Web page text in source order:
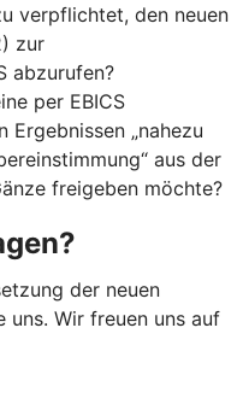
verpflichtet, den neuen
zur
abzurufen?
per EBICS
„nahezu
aus der
freigeben möchte?
der neuen
uns. Wir freuen uns auf